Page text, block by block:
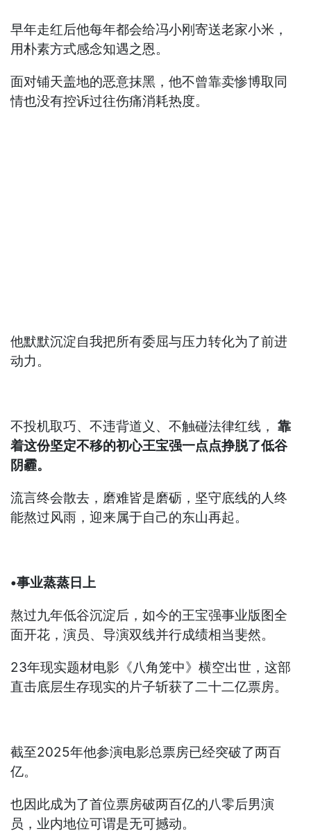
早年走红后他每年都会给冯小刚寄送老家小米，
用朴素方式感念知遇之恩。
面对铺天盖地的恶意抹黑，他不曾靠卖惨博取同
情也没有控诉过往伤痛消耗热度。
他默默沉淀自我把所有委屈与压力转化为了前进
动力。
不投机取巧、不违背道义、不触碰法律红线，靠
着这份坚定不移的初心王宝强一点点挣脱了低谷
阴霾。
流言终会散去，磨难皆是磨砺，坚守底线的人终
能熬过风雨，迎来属于自己的东山再起。
•事业蒸蒸日上
熬过九年低谷沉淀后，如今的王宝强事业版图全
面开花，演员、导演双线并行成绩相当斐然。
23年现实题材电影《八角笼中》横空出世，这部
直击底层生存现实的片子斩获了二十二亿票房。
截至2025年他参演电影总票房已经突破了两百
亿。
也因此成为了首位票房破两百亿的八零后男演
员，业内地位可谓是无可撼动。